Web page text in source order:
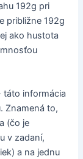
192g pri
približne 192g
ako hustota
táto informácia
Znamená to,
(čo je
v zadaní,
a na jednu